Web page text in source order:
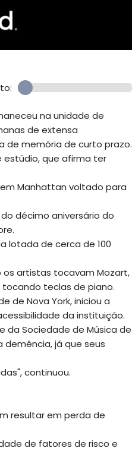
na unidade de
de extensa
de memória de curto prazo.
estúdio, que afirma ter
Manhattan voltado para
décimo aniversário do
lotada de cerca de 100
artistas tocavam Mozart,
teclas de piano.
de Nova York, iniciou a
da instituição.
da Sociedade de Música de
já que seus
continuou.
resultar em perda de
de fatores de risco e